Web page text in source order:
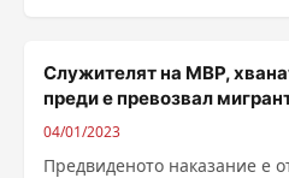
Служителят на МВР,
преди е превозвал
04/01/2023
Предвиденото наказание е